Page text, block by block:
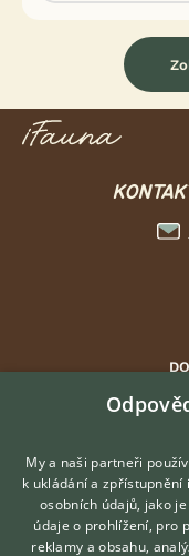
My a naši partneři
k ukládání a
osobních údajů, jako
údaje o prohlížení, pro
reklamy a obsahu,